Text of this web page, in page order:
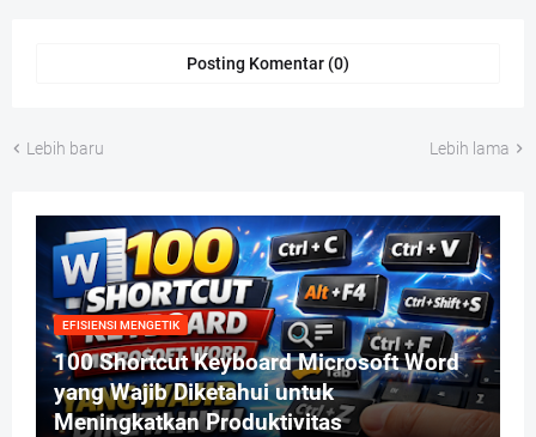
Posting Komentar (0)
Lebih baru Lebih lama
EFISIENSI MENGETIK
100 Shortcut Keyboard Microsoft Word
yang Wajib Diketahui untuk
Meningkatkan Produktivitas